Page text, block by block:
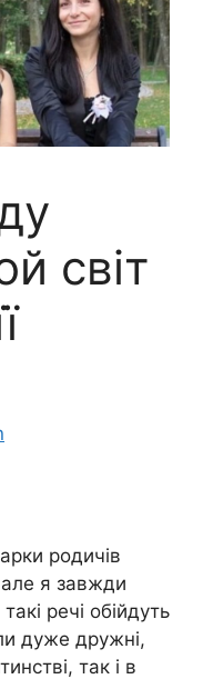
світ
родичів
я завжди
речі обійдуть
дуже дружні,
так і в